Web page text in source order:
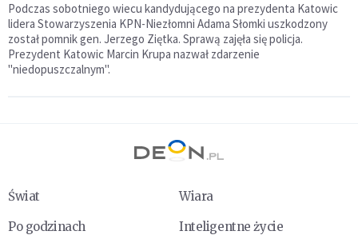
Podczas sobotniego wiecu kandydującego na prezydenta Katowic
lidera Stowarzyszenia KPN-Niezłomni Adama Słomki uszkodzony
został pomnik gen. Jerzego Ziętka. Sprawą zajęła się policja.
Prezydent Katowic Marcin Krupa nazwał zdarzenie
"niedopuszczalnym".
Świat
Wiara
Po godzinach
Inteligentne życie